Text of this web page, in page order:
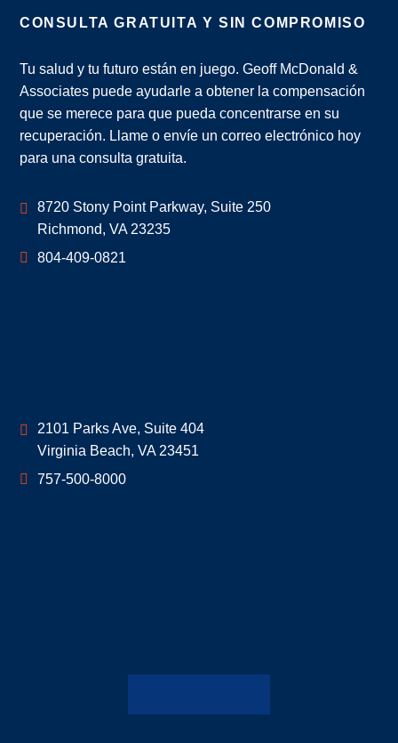
CONSULTA GRATUITA Y SIN COMPROMISO
Tu salud y tu futuro están en juego. Geoff McDonald &
Associates puede ayudarle a obtener la compensación
que se merece para que pueda concentrarse en su
recuperación. Llame o envíe un correo electrónico hoy
para una consulta gratuita.
Geoff McDonald & Associates
8720 Stony Point Parkway, Suite 250
Richmond, VA 23235
804-409-0821
Geoff McDonald & Associates
2101 Parks Ave, Suite 404
Virginia Beach, VA 23451
757-500-8000